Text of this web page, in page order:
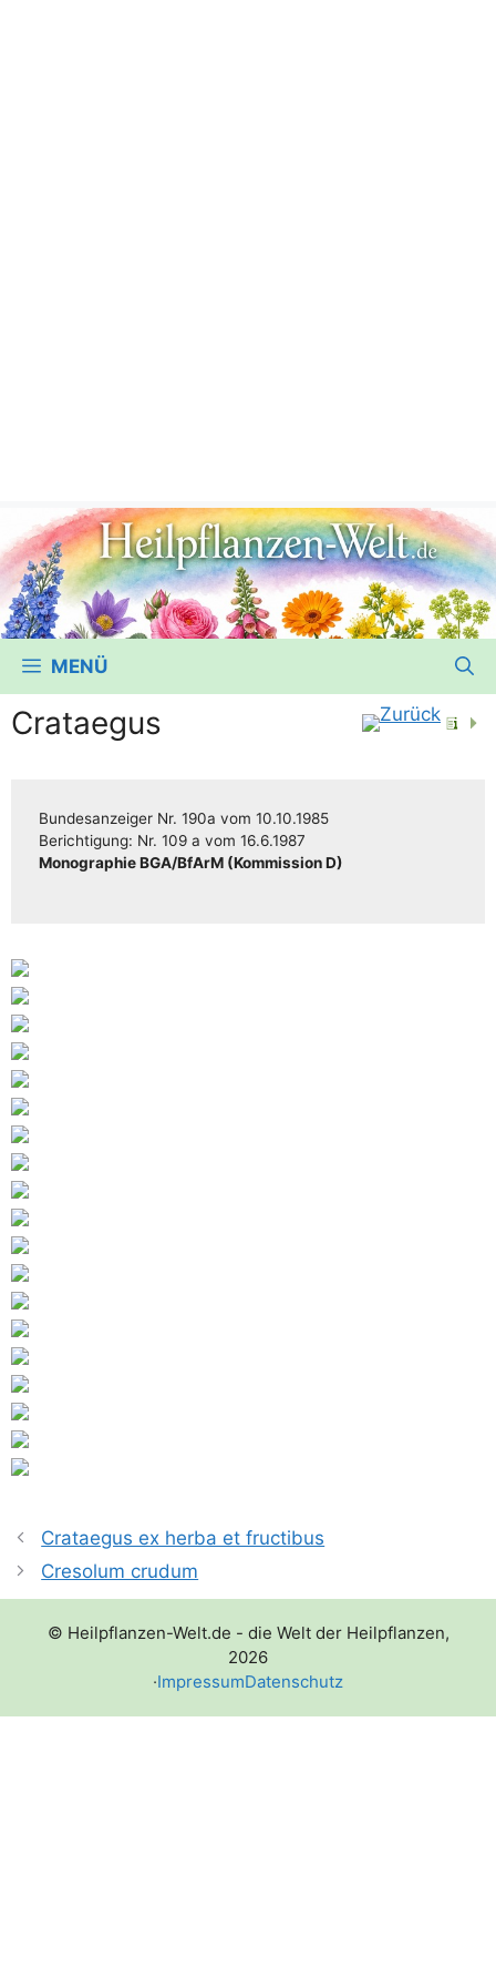
MENÜ
Crataegus
Bun­des­an­zei­ger Nr. 190a vom 10.10.1985
Berich­ti­gung: Nr. 109 a vom 16.6.1987
Mono­gra­phie BGA/​​BfArM (Kom­mis­si­on D)
Crataegus ex herba et fructibus
Cresolum crudum
© Heilpflanzen-Welt.de - die Welt der Heilpflanzen,
2026
·ImpressumDatenschutz